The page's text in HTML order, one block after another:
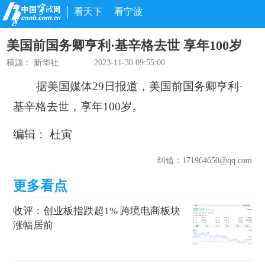
看天下 看宁波
美国前国务卿亨利·基辛格去世 享年100岁
稿源： 新华社 2023-11-30 09:55:00
据美国媒体29日报道，美国前国务卿亨利·
基辛格去世，享年100岁。
编辑： 杜寅
纠错：171964650@qq.com
收评：创业板指跌超1% 跨境电商板块
涨幅居前